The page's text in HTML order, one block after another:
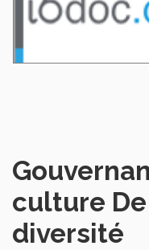
culture
diversité